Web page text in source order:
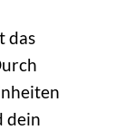
das
dein